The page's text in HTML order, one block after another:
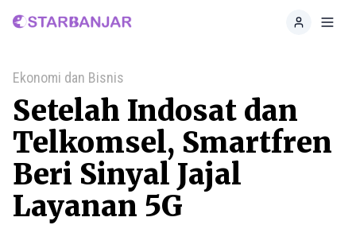
Home
Ekonomi dan Bisnis
Setelah Indosat dan
Telkomsel, Smartfren
Beri Sinyal Jajal
Layanan 5G